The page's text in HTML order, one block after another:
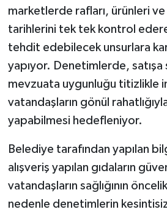
marketlerde rafları, ürünleri ve
tarihlerini tek tek kontrol
tehdit edebilecek unsurlara
yapıyor. Denetimlerde, satışa
mevzuata uygunluğu titizlikle
vatandaşların gönül
yapabilmesi hedefleniyor.
Belediye tarafından yapılan
alışveriş yapılan gıdaların
vatandaşların sağlığının
nedenle denetimlerin